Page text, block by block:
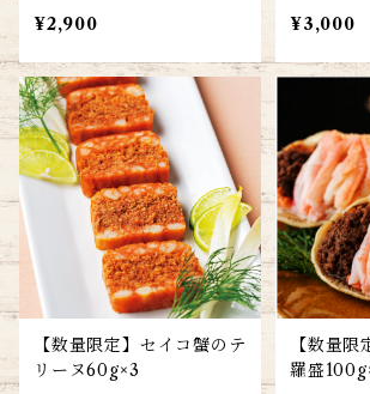
¥2,900
本)」
¥3,000
【数量限定】セイコ蟹のテ
リーヌ60g×3
【数量
羅盛